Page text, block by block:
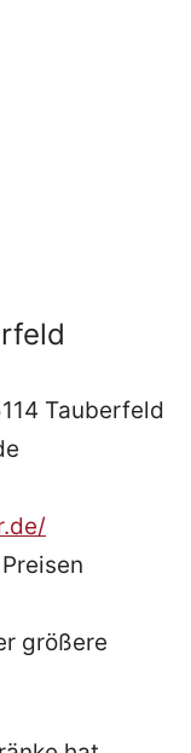
Tauberfeld
größere